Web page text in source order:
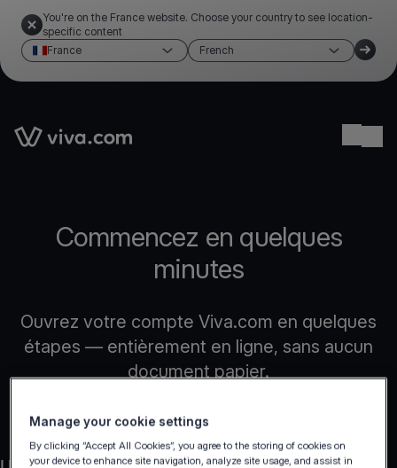
You're on the France website. Choose your country to see location-
specific content
France
French
Link to the homepage
Commencez en quelques
minutes
Ouvrez votre compte Viva.com en quelques
étapes — entièrement en ligne, sans aucun
document papier.
Manage your cookie settings
By clicking “Accept All Cookies”, you agree to the storing of cookies on
your device to enhance site navigation, analyze site usage, and assist in